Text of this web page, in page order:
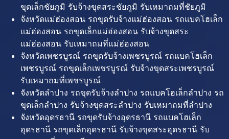
ขุดเล็กชัยภูมิ รับจ้างขุดสระชัยภูมิ รับเหมาถมที่ชัยภูมิ
จังหวัดแม่ฮ่องสอน รถขุดรับจ้างแม่ฮ่องสอน รถแบคโฮเล็ก
แม่ฮ่องสอน รถขุดเล็กแม่ฮ่องสอน รับจ้างขุดสระ
แม่ฮ่องสอน รับเหมาถมที่แม่ฮ่องสอน
จังหวัดเพชรบูรณ์ รถขุดรับจ้างเพชรบูรณ์ รถแบคโฮเล็ก
เพชรบูรณ์ รถขุดเล็กเพชรบูรณ์ รับจ้างขุดสระเพชรบูรณ์
รับเหมาถมที่เพชรบูรณ์
จังหวัดลำปาง รถขุดรับจ้างลำปาง รถแบคโฮเล็กลำปาง รถ
ขุดเล็กลำปาง รับจ้างขุดสระลำปาง รับเหมาถมที่ลำปาง
จังหวัดอุดรธานี รถขุดรับจ้างอุดรธานี รถแบคโฮเล็ก
อุดรธานี รถขุดเล็กอุดรธานี รับจ้างขุดสระอุดรธานี รับ